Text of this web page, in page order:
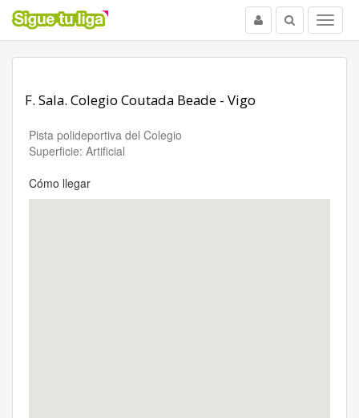
Menu
Buscar
Usuario
F. Sala. Colegio Coutada Beade - Vigo
Pista polideportiva del Colegio
Superficie: Artificial
Cómo llegar